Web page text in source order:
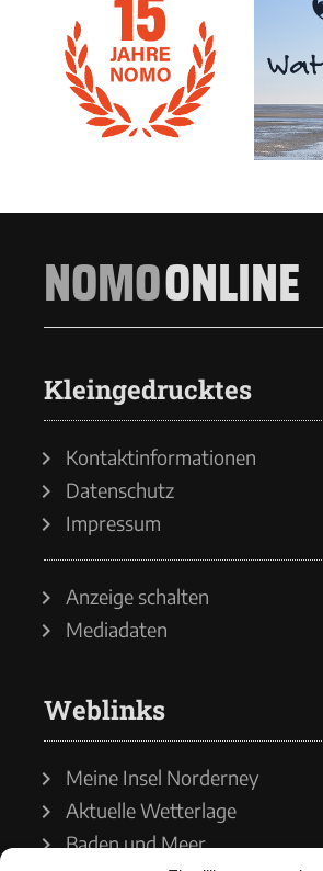
NOMOONLINE
Kleingedrucktes
Kontaktinformationen
Datenschutz
Impressum
Anzeige schalten
Mediadaten
Weblinks
Meine Insel Norderney
Aktuelle Wetterlage
Baden und Meer